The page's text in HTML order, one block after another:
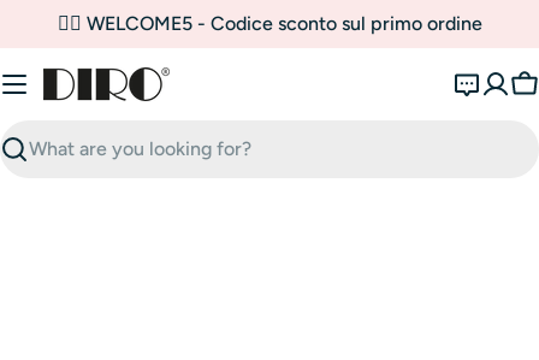
content
✌🏼 WELCOME5 - Codice sconto sul primo ordine
Search